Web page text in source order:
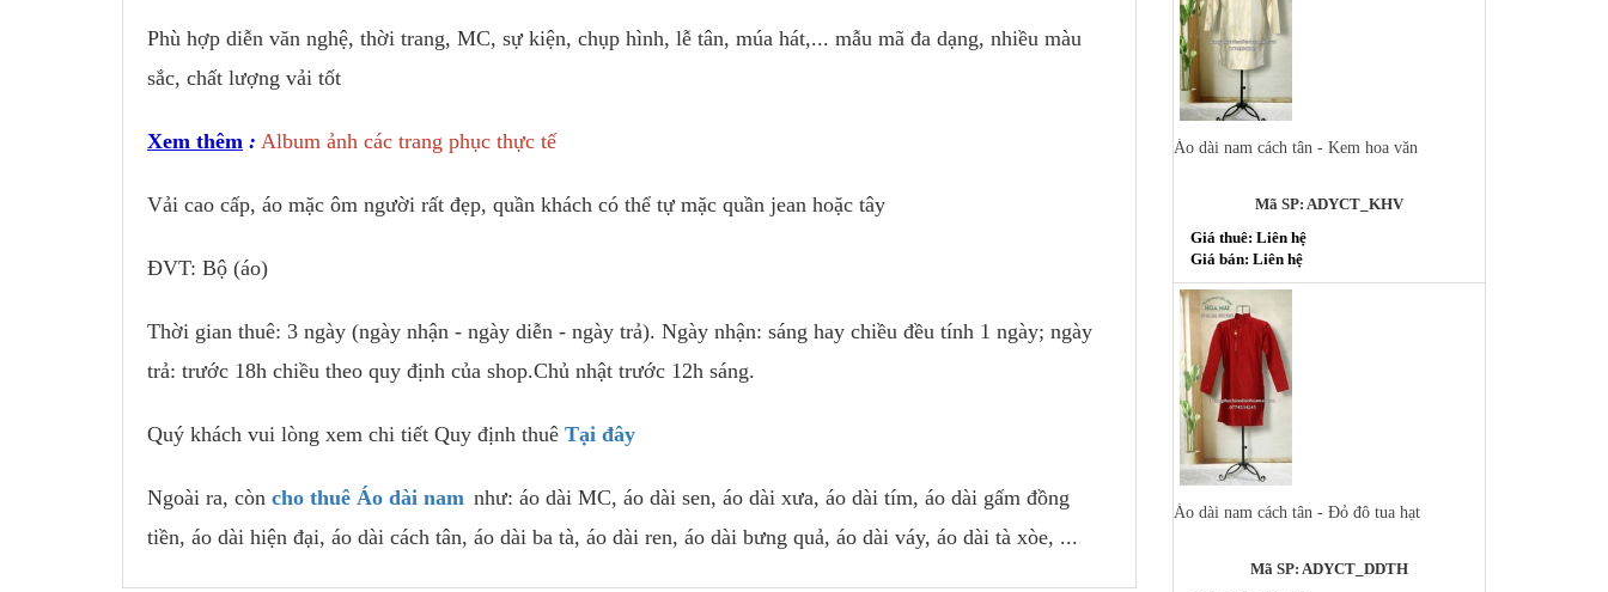
Phù hợp diễn văn nghệ, thời trang, MC, sự kiện, chụp hình, lễ tân, múa hát,... mẫu mã đa dạng, nhiều màu
sắc, chất lượng vải tốt
Xem thêm : Album ảnh các trang phục thực tế
Vải cao cấp, áo mặc ôm người rất đẹp, quần khách có thể tự mặc quần jean hoặc tây
ĐVT: Bộ (áo)
Thời gian thuê: 3 ngày (ngày nhận - ngày diễn - ngày trả). Ngày nhận: sáng hay chiều đều tính 1 ngày; ngày
trả: trước 18h chiều theo quy định của shop.Chủ nhật trước 12h sáng.
Quý khách vui lòng xem chi tiết Quy định thuê Tại đây
Ngoài ra, còn cho thuê Áo dài nam như: áo dài MC, áo dài sen, áo dài xưa, áo dài tím, áo dài gấm đồng
tiền, áo dài hiện đại, áo dài cách tân, áo dài ba tà, áo dài ren, áo dài bưng quả, áo dài váy, áo dài tà xòe, ...
Áo dài nam cách tân - Kem hoa văn
Mã SP: ADYCT_KHV
Giá thuê: Liên hệ
Giá bán: Liên hệ
Áo dài nam cách tân - Đỏ đô tua hạt
Mã SP: ADYCT_DDTH